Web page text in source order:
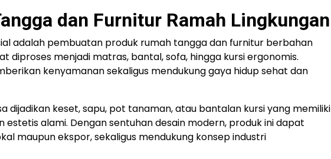
dan Furnitur Ramah Lingkungan
adalah pembuatan produk rumah tangga dan furnitur berbahan
diproses menjadi matras, bantal, sofa, hingga kursi ergonomis.
kenyamanan sekaligus mendukung gaya hidup sehat dan
dijadikan keset, sapu, pot tanaman, atau bantalan kursi yang memiliki
alami. Dengan sentuhan desain modern, produk ini dapat
maupun ekspor, sekaligus mendukung konsep industri